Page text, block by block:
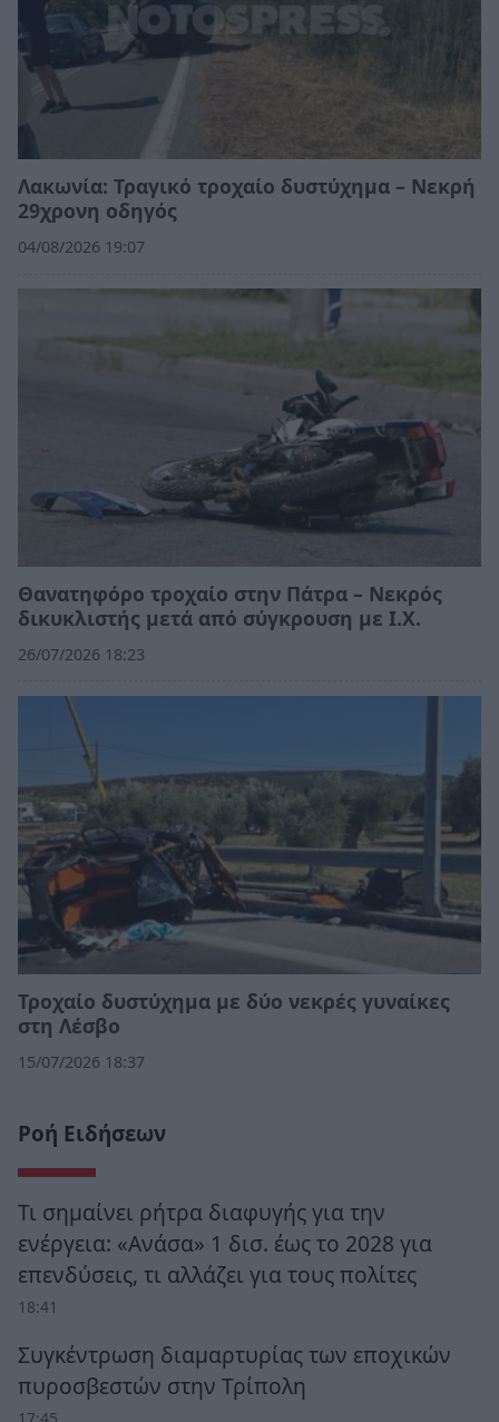
Λακωνία: Τραγικό τροχαίο δυστύχημα – Νεκρή
29χρονη οδηγός
04/08/2026 19:07
Θανατηφόρο τροχαίο στην Πάτρα – Νεκρός
δικυκλιστής μετά από σύγκρουση με Ι.Χ.
26/07/2026 18:23
Τροχαίο δυστύχημα με δύο νεκρές γυναίκες
στη Λέσβο
15/07/2026 18:37
Ροή Ειδήσεων
Τι σημαίνει ρήτρα διαφυγής για την
ενέργεια: «Ανάσα» 1 δισ. έως το 2028 για
επενδύσεις, τι αλλάζει για τους πολίτες
18:41
Συγκέντρωση διαμαρτυρίας των εποχικών
πυροσβεστών στην Τρίπολη